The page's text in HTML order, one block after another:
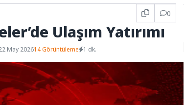
0
Ulaşım Yatırımı
May 202614 Görüntüleme 1 dk.